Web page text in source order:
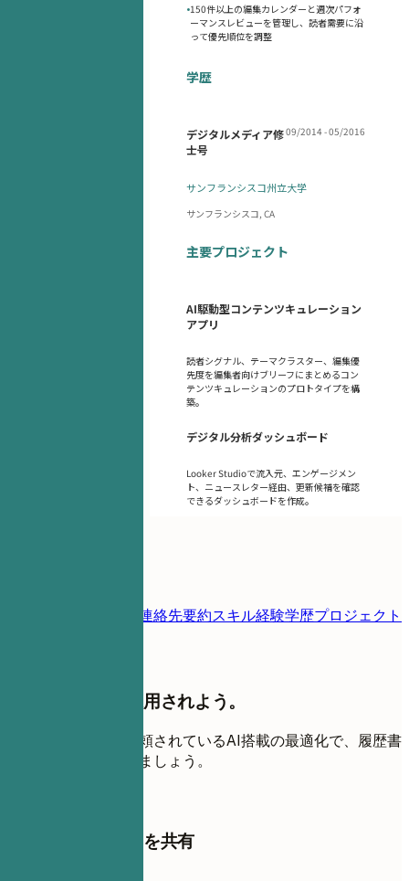
•150件以上の編集カレンダーと週次パフォ
ーマンスレビューを管理し、読者需要に沿
って優先順位を調整
学歴
デジタルメディア修
士号
09/2014 - 05/2016
サンフランシスコ州立大学
サンフランシスコ, CA
主要プロジェクト
AI駆動型コンテンツキュレーション
アプリ
読者シグナル、テーマクラスター、編集優
先度を編集者向けブリーフにまとめるコン
テンツキュレーションのプロトタイプを構
築。
デジタル分析ダッシュボード
Looker Studioで流入元、エンゲージメン
ト、ニュースレター経由、更新候補を確認
できるダッシュボードを作成。
連絡先要約スキル経験学歴プロジェクト
応募をやめて、採用されよう。
世界中の求職者に信頼されているAI搭載の最適化で、履歴書
を面接の磁石に変えましょう。
このテンプレートを共有